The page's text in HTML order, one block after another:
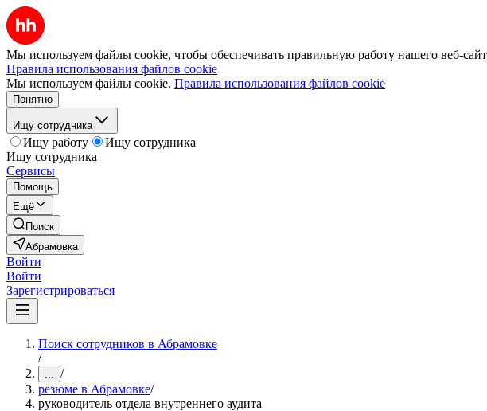
Мы используем файлы cookie, чтобы обеспечивать правильную работу нашего веб-
Правила использования файлов cookie
Мы используем файлы cookie. Правила использования файлов cookie
Понятно
Ищу сотрудника
Ищу работу
Ищу сотрудника
Ищу сотрудника
Сервисы
Помощь
Ещё
Поиск
Абрамовка
Войти
Войти
Зарегистрироваться
Поиск сотрудников в Абрамовке
/
... /
резюме в Абрамовке/
руководитель отдела внутреннего аудита